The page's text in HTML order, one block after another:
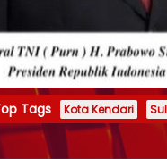
Tags Kota Kendari